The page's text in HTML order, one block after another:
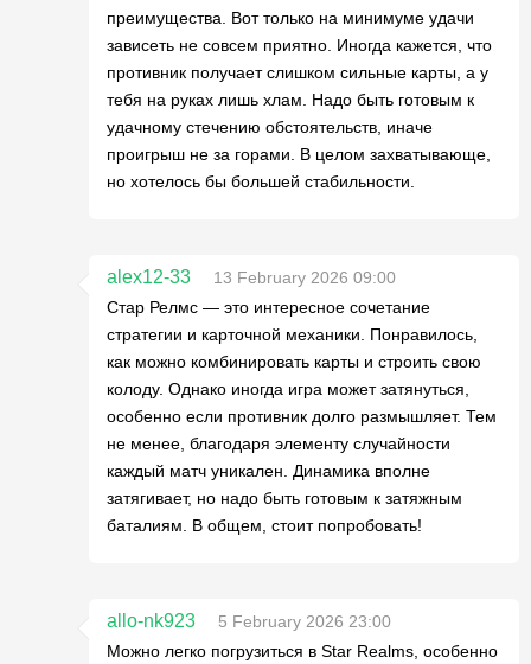
преимущества. Вот только на минимуме удачи
зависеть не совсем приятно. Иногда кажется, что
противник получает слишком сильные карты, а у
тебя на руках лишь хлам. Надо быть готовым к
удачному стечению обстоятельств, иначе
проигрыш не за горами. В целом захватывающе,
но хотелось бы большей стабильности.
alex12-33
13 February 2026 09:00
Стар Релмс — это интересное сочетание
стратегии и карточной механики. Понравилось,
как можно комбинировать карты и строить свою
колоду. Однако иногда игра может затянуться,
особенно если противник долго размышляет. Тем
не менее, благодаря элементу случайности
каждый матч уникален. Динамика вполне
затягивает, но надо быть готовым к затяжным
баталиям. В общем, стоит попробовать!
allo-nk923
5 February 2026 23:00
Можно легко погрузиться в Star Realms, особенно